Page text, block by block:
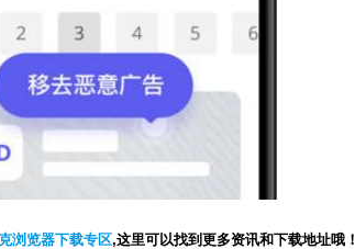
浏览器下载专区,这里可以找到更多资讯和下载地址哦！